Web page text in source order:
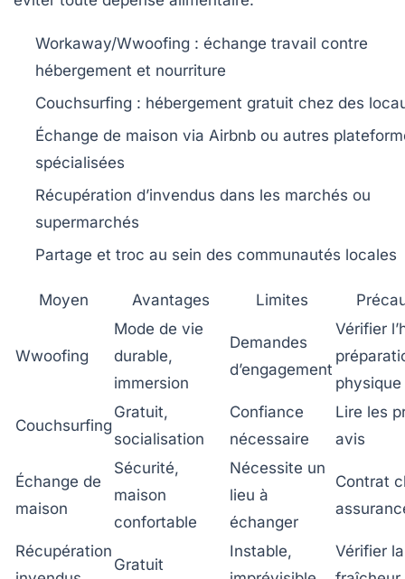
Workaway/Wwoofing : échange travail contre
hébergement et nourriture
Couchsurfing : hébergement gratuit chez des
Échange de maison via Airbnb ou autres
spécialisées
Récupération d’invendus dans les marchés ou
supermarchés
Partage et troc au sein des communautés locales
Moyen Avantages Limites
Wwoofing
Mode de vie
durable,
immersion
Demandes
d’engagement
Vérifier
physique
Couchsurfing
Gratuit,
socialisation
Confiance
nécessaire
Lire les
avis
Échange de
maison
Sécurité,
maison
confortable
Nécessite un
lieu à
échanger
Contrat
Récupération
Gratuit
Instable,
Vérifier la